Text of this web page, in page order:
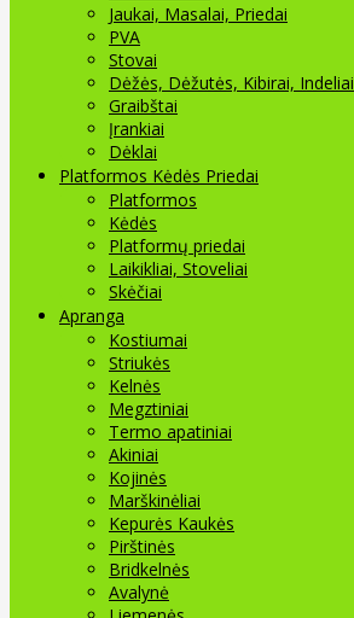
Jaukai, Masalai, Priedai
PVA
Stovai
Dėžės, Dėžutės, Kibirai, Indeliai
Graibštai
Įrankiai
Dėklai
Platformos Kėdės Priedai
Platformos
Kėdės
Platformų priedai
Laikikliai, Stoveliai
Skėčiai
Apranga
Kostiumai
Striukės
Kelnės
Megztiniai
Termo apatiniai
Akiniai
Kojinės
Marškinėliai
Kepurės Kaukės
Pirštinės
Bridkelnės
Avalynė